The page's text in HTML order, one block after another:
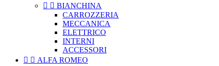
  BIANCHINA
CARROZZERIA
MECCANICA
ELETTRICO
INTERNI
ACCESSORI
  ALFA ROMEO